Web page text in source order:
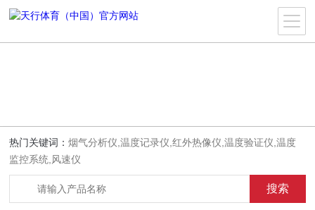
热门关键词：烟气分析仪,温度记录仪,红外热像仪,温度验证仪,温度
监控系统,风速仪